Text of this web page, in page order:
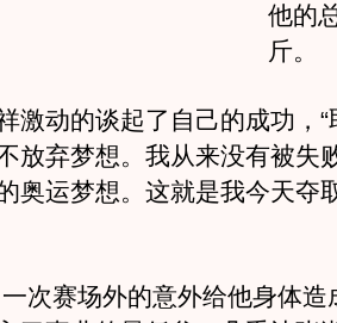
他的
斤。
动的谈起了自己的成功，“
放弃梦想。我从来没有被失
奥运梦想。这就是我今天夺
赛场外的意外给他身体造